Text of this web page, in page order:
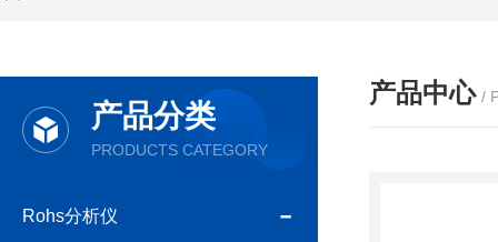
产品分类
PRODUCTS CATEGORY
Rohs分析仪
产品中心 /